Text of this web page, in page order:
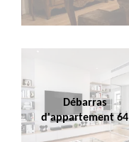
Débarras
d'appartement 64